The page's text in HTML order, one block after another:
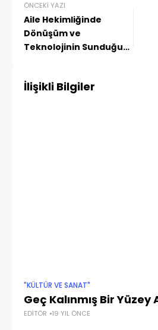
ÖNCEKI YAZI
Aile Hekimliğinde
Dönüşüm ve
Teknolojinin Sunduğu
İlişikli Bilgiler
"KÜLTÜR VE SANAT"
Geç Kalınmış Bir Yüzey
EDITÖR 19 YIL ÖNCE